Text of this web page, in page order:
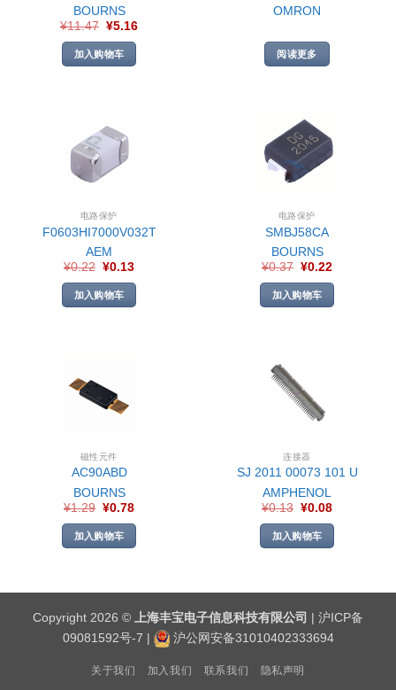
BOURNS
¥11.47 ¥5.16
加入购物车
OMRON
阅读更多
电路保护
F0603HI7000V032T
AEM
¥0.22 ¥0.13
加入购物车
电路保护
SMBJ58CA
BOURNS
¥0.37 ¥0.22
加入购物车
磁性元件
AC90ABD
BOURNS
¥1.29 ¥0.78
加入购物车
连接器
SJ 2011 00073 101 U
AMPHENOL
¥0.13 ¥0.08
加入购物车
Copyright 2026 © 上海丰宝电子信息科技有限公司 | 沪ICP备
09081592号-7 | 沪公网安备31010402333694
关于我们 加入我们 联系我们 隐私声明